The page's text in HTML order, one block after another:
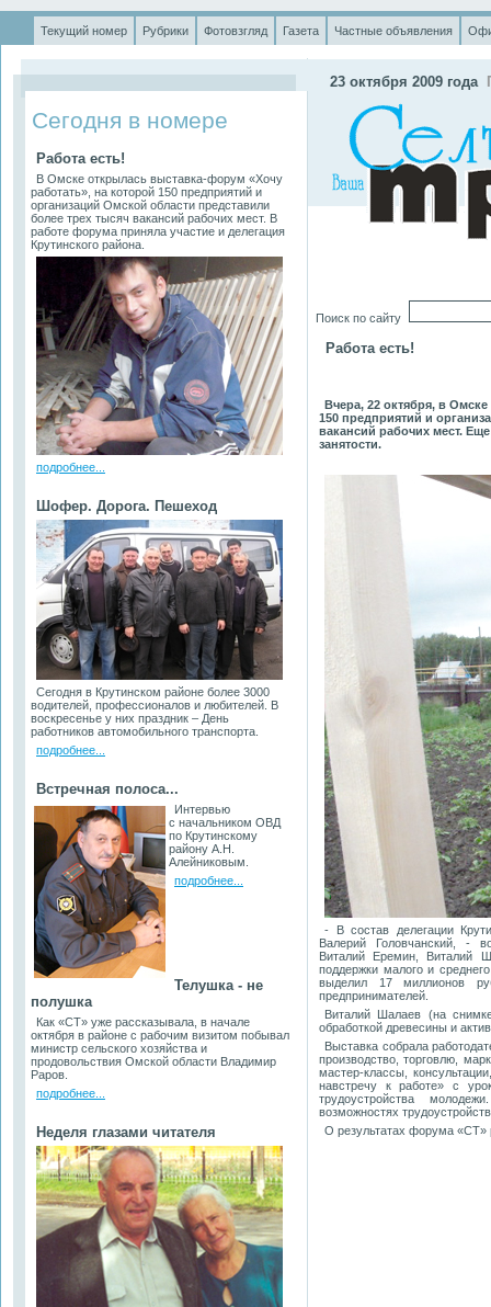
Текущий номер Рубрики Фотовзгляд Газета Частные объявления
Сегодня в номере
Работа есть!
В Омске открылась выставка-форум «Хочу
работать», на которой 150 предприятий и
организаций Омской области представили
более трех тысяч вакансий рабочих мест. В
работе форума приняла участие и делегация
Крутинского района.
подробнее...
Шофер. Дорога. Пешеход
Сегодня в Крутинском районе более 3000
водителей, профессионалов и любителей. В
воскресенье у них праздник – День
работников автомобильного транспорта.
подробнее...
Встречная полоса...
Интервью
с начальником ОВД
по Крутинскому
району А.Н.
Алейниковым.
подробнее...
Телушка - не
полушка
Как «СТ» уже рассказывала, в начале
октября в районе с рабочим визитом побывал
министр сельского хозяйства и
продовольствия Омской области Владимир
Раров.
подробнее...
Неделя глазами читателя
23 октября 2009 года
Поиск по сайту
Работа есть!
Вчера, 22 октября, в
150 предприятий и
вакансий рабочих мест.
занятости.
- В состав делегации
Валерий Головчанский, -
Виталий Еремин, Виталий
поддержки малого и
выделил 17 миллионов
предпринимателей.
Виталий Шалаев (на
обработкой древесины и
Выставка собрала
производство, торговлю,
мастер-классы,
навстречу к работе» с
трудоустройства
возможностях
О результатах форума